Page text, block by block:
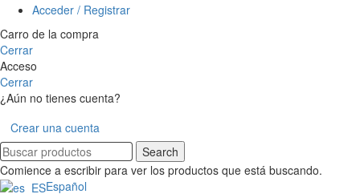
Acceder / Registrar
Carro de la compra
Cerrar
Acceso
Cerrar
¿Aún no tienes cuenta?
Crear una cuenta
Search
Comience a escribir para ver los productos que está buscando.
Español